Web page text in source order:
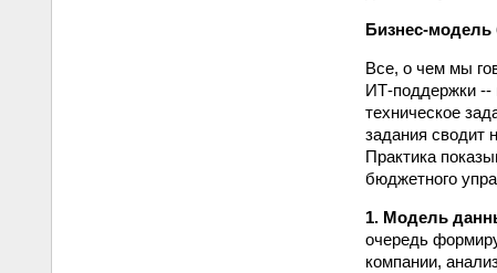
Бизнес-модель
Все, о чем мы
ИТ-поддержки --
техническое
задания сводит
Практика
бюджетного
1. Модель
очередь
компании,